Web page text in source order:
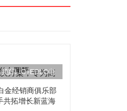
辉LIC+EDLC电
金经销商俱乐部
共拓增长新蓝海